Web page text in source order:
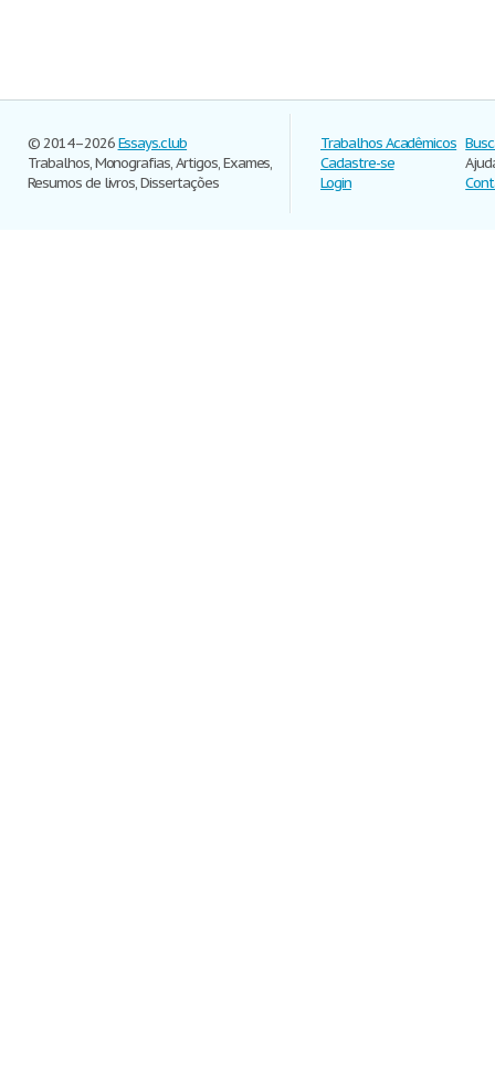
© 2014–2026Essays.club
Trabalhos, Monografias, Artigos, Exames,
Resumos de livros, Dissertações
Trabalhos Acadêmicos
Cadastre-se
Login